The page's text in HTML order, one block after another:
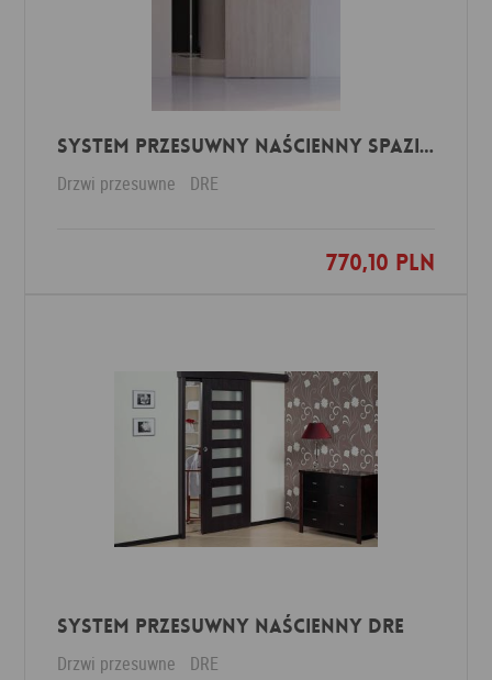
SYSTEM PRZESUWNY NAŚCIENNY SPAZIO CD
Drzwi przesuwne DRE
770,10 PLN
Dodaj do ulubionych
SYSTEM PRZESUWNY NAŚCIENNY DRE
Drzwi przesuwne DRE